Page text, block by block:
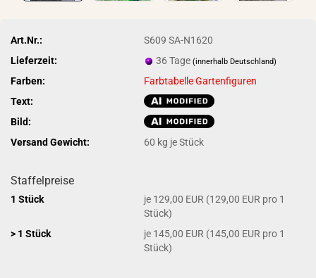
Art.Nr.:
S609 SA-N1620
Lieferzeit:
36 Tage(innerhalb Deutschland)
Farben:
Farbtabelle Gartenfiguren
Text:
Bild:
Versand Gewicht:
60 kg je Stück
Staffelpreise
1 Stück
je 129,00 EUR (129,00 EUR pro 1
Stück)
> 1 Stück
je 145,00 EUR (145,00 EUR pro 1
Stück)